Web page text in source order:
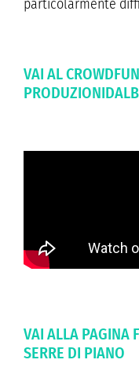
particolarmente
VAI AL
VAI ALLA PAGINA
SERRE DI PIANO